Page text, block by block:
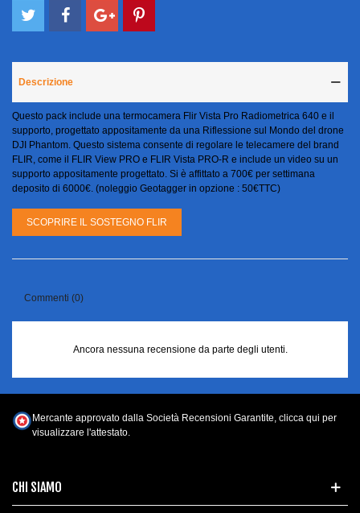
Descrizione
Questo pack include una termocamera Flir Vista Pro Radiometrica 640 e il
supporto, progettato appositamente da una Riflessione sul Mondo del drone
DJI Phantom. Questo sistema consente di regolare le telecamere del brand
FLIR, come il FLIR View PRO e FLIR Vista PRO-R e include un video su un
supporto appositamente progettato. Si è affittato a 700€ per settimana
deposito di 6000€. (noleggio Geotagger in opzione : 50€TTC)
SCOPRIRE IL SOSTEGNO FLIR
Commenti (0)
Ancora nessuna recensione da parte degli utenti.
CHI SIAMO
Mercante approvato dalla Società Recensioni Garantite, clicca qui per
visualizzare l'attestato